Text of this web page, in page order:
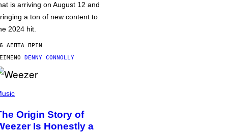
is arriving on August 12 and
a ton of new content to
2024 hit.
ΛΕΠΤΆ ΠΡΙΝ
DENNY CONNOLLY
Origin Story of
Is Honestly a